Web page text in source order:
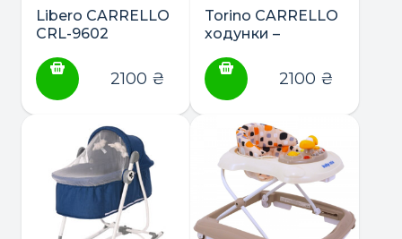
Libero CARRELLO
CRL-9602
2100 ₴
Torino CARRELLO
ходунки –
3в1 CRL-9603
2100 ₴